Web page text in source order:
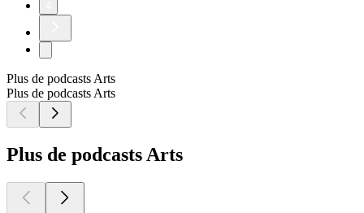
Plus de podcasts Arts
Plus de podcasts Arts
Plus de podcasts Arts